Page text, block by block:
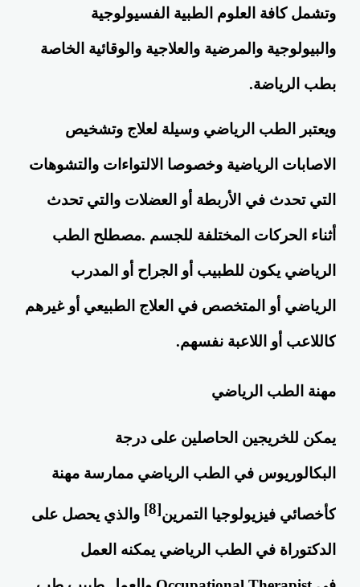
وتشمل كافة العلوم الطبية الفسيولوجية
والبيولوجية والمرضية والعلاجية والوقائية الخاصة
بطب الرياضة.
ويعتبر الطب الرياضي وسيلة لعلاج وتشخيص
الاصابات الرياضية وخصوصا الالتواءات والتشوهات
التي تحدث في الأربطة أو العضلات والتي تحدث
أثناء الحركات المختلفة للجسم .مصطلح الطب
الرياضي يكون للطبيب أو الجراح أو المدرب
الرياضي أو المتخصص في العلاج الطبيعي أو غيرهم
كاللاعب أو اللاعبة نفسهم.
مهنة الطب الرياضي
يمكن للخريجين الحاصلين علىدرجة
البكالوريوس في الطب الرياضي ممارسة مهنة
كأخصائي فيزيولوجيا التمرين[8] والذي يحصل على
الدكتوراة في الطب الرياضي يمكنه العمل